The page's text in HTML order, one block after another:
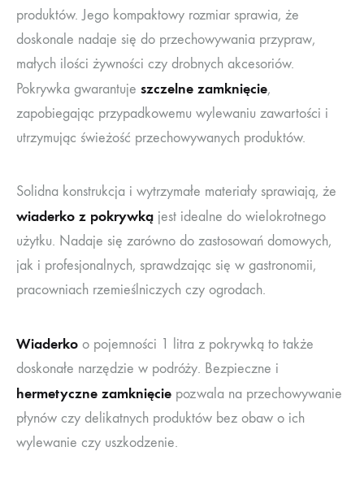
produktów. Jego kompaktowy rozmiar sprawia, że
doskonale nadaje się do przechowywania przypraw,
małych ilości żywności czy drobnych akcesoriów.
Pokrywka gwarantuje szczelne zamknięcie,
zapobiegając przypadkowemu wylewaniu zawartości i
utrzymując świeżość przechowywanych produktów.
Solidna konstrukcja i wytrzymałe materiały sprawiają, że
wiaderko z pokrywką jest idealne do wielokrotnego
użytku. Nadaje się zarówno do zastosowań domowych,
jak i profesjonalnych, sprawdzając się w gastronomii,
pracowniach rzemieślniczych czy ogrodach.
Wiaderko o pojemności 1 litra z pokrywką to także
doskonałe narzędzie w podróży. Bezpieczne i
hermetyczne zamknięcie pozwala na przechowywanie
płynów czy delikatnych produktów bez obaw o ich
wylewanie czy uszkodzenie.